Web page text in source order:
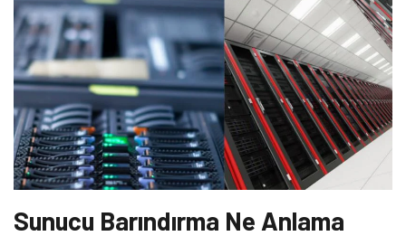
Sunucu Barındırma Ne Anlama